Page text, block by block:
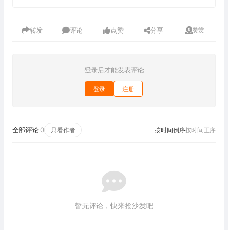
转发 评论 点赞 分享 赞赏
登录后才能发表评论
登录 注册
全部评论 0 只看作者 按时间倒序按时间正序
暂无评论，快来抢沙发吧